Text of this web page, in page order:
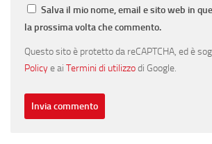
Salva il mio nome, email e sito web in
la prossima volta che commento.
Questo sito è protetto da reCAPTCHA, ed è
Policye ai Termini di utilizzodi Google.